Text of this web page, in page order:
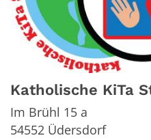
Katholische KiTa
Im Brühl 15 a
54552 Üdersdorf